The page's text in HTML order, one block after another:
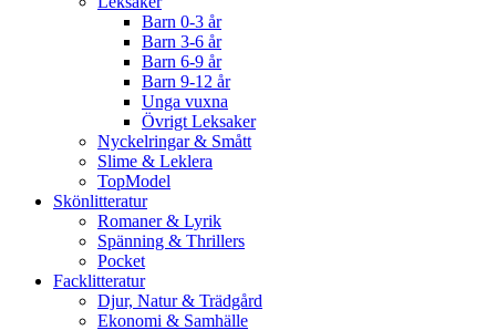
Barn 0-3 år
Barn 3-6 år
Barn 6-9 år
Barn 9-12 år
Unga vuxna
Övrigt Leksaker
Nyckelringar & Smått
Slime & Leklera
TopModel
Skönlitteratur
Romaner & Lyrik
Spänning & Thrillers
Pocket
Facklitteratur
Djur, Natur & Trädgård
Ekonomi & Samhälle